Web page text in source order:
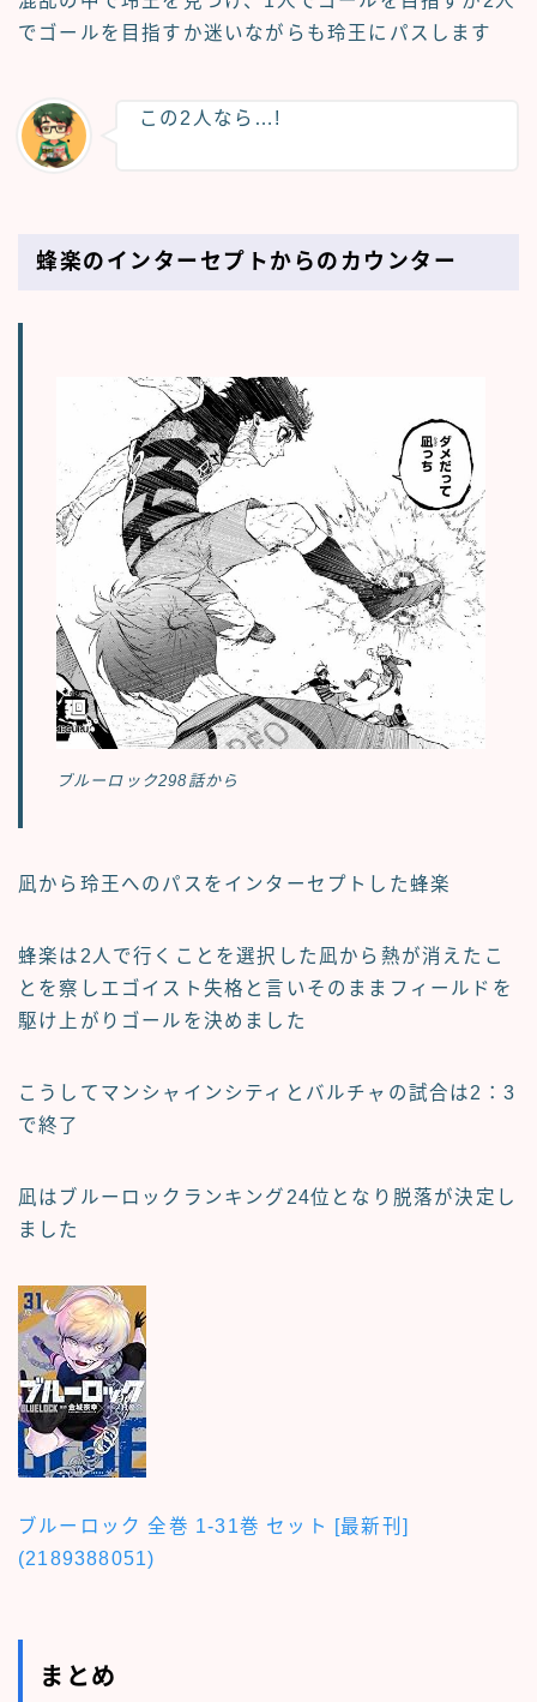
でゴールを目指すか迷いながらも玲王にパスします
この2人なら…!
蜂楽のインターセプトからのカウンター
ブルーロック298話から
凪から玲王へのパスをインターセプトした蜂楽
蜂楽は2人で行くことを選択した凪から熱が消えたこ
とを察しエゴイスト失格と言いそのままフィールドを
駆け上がりゴールを決めました
こうしてマンシャインシティとバルチャの試合は2：3
で終了
凪はブルーロックランキング24位となり脱落が決定し
ました
ブルーロック 全巻 1-31巻 セット [最新刊]
(2189388051)
まとめ